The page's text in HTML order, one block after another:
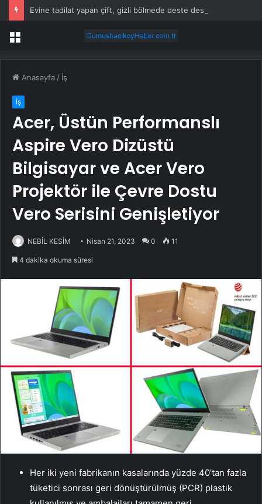
Menü
Anasayfa / İş
İş
Acer, Üstün Performanslı
Aspire Vero Dizüstü
Bilgisayar ve Acer Vero
Projektör ile Çevre Dostu
Vero Serisini Genişletiyor
NEBİL KESİM Nisan 21, 2023 0 11
4 dakika okuma süresi
Her iki yeni fabrikanın kasalarında yüzde 40’tan fazla
tüketici sonrası geri dönüştürülmüş (PCR) plastik